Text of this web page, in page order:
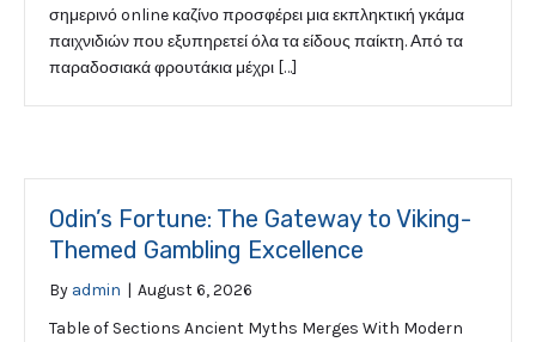
σημερινό online καζίνο προσφέρει μια εκπληκτική γκάμα
παιχνιδιών που εξυπηρετεί όλα τα είδους παίκτη. Από τα
παραδοσιακά φρουτάκια μέχρι […]
Odin’s Fortune: The Gateway to Viking-
Themed Gambling Excellence
By admin | August 6, 2026
Table of Sections Ancient Myths Merges With Modern